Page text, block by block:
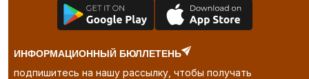
ИНФОРМАЦИОННЫЙ БЮЛЛЕТЕНЬ
подпишитесь на нашу рассылку, чтобы получать